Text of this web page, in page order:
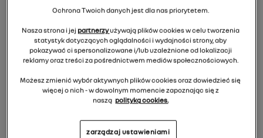
Ochrona Twoich danych jest dla nas priorytetem.
Nasza strona i jej partnerzyużywają plików cookies w celu tworzenia
statystyk dotyczących oglądalności i wydajności strony, aby
pokazywać ci spersonalizowane i/lub uzależnione od lokalizacji
reklamy oraz treści za pośrednictwem mediów społecznościowych.
Możesz zmienić wybór aktywnych plików cookies oraz dowiedzieć się
więcej o nich - w dowolnym momencie zapoznając się z
naszą polityką cookies.
zarządzaj ustawieniami